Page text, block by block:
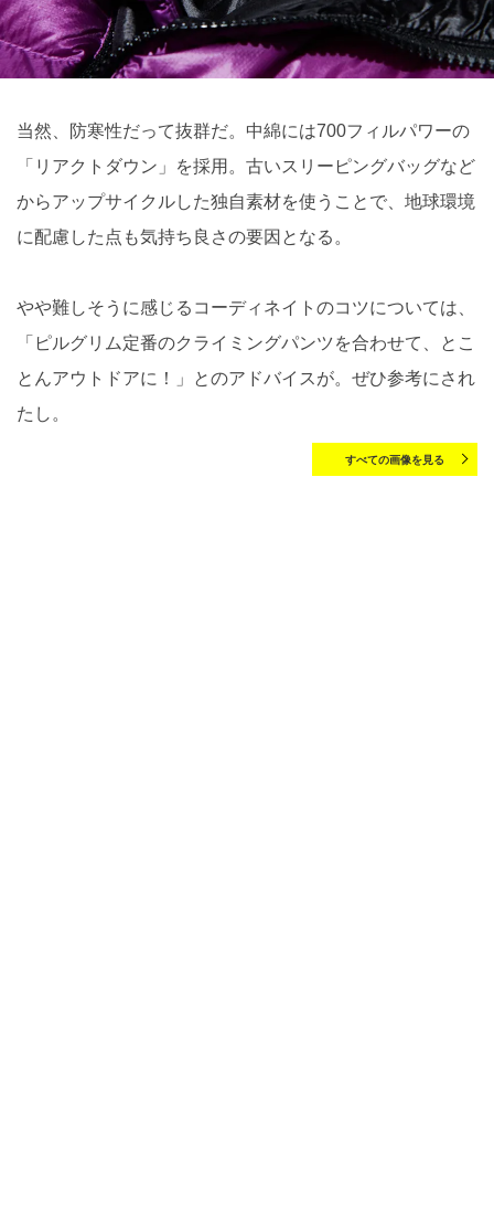
当然、防寒性だって抜群だ。中綿には700フィルパワーの
「リアクトダウン」を採用。古いスリーピングバッグなど
からアップサイクルした独自素材を使うことで、地球環境
に配慮した点も気持ち良さの要因となる。
やや難しそうに感じるコーディネイトのコツについては、
「ピルグリム定番のクライミングパンツを合わせて、とこ
とんアウトドアに！」とのアドバイスが。ぜひ参考にされ
たし。
すべての画像を見る